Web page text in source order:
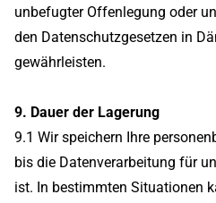
unbefugter Offenlegung oder
den Datenschutzgesetzen in
gewährleisten.
9. Dauer der Lagerung
9.1 Wir speichern Ihre
bis die Datenverarbeitung für
ist. In bestimmten Situationen